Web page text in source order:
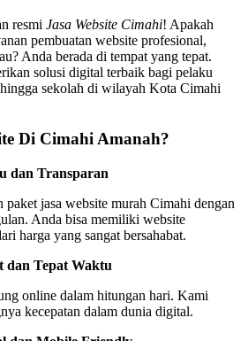
resmi Jasa Website Cimahi! Apakah
pembuatan website profesional,
Anda berada di tempat yang tepat.
solusi digital terbaik bagi pelaku
sekolah di wilayah Kota Cimahi
Di Cimahi Amanah?
dan Transparan
jasa website murah Cimahi dengan
Anda bisa memiliki website
harga yang sangat bersahabat.
dan Tepat Waktu
online dalam hitungan hari. Kami
kecepatan dalam dunia digital.